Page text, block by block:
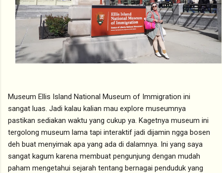
Museum Ellis Island National Museum of Immigration ini
sangat luas. Jadi kalau kalian mau explore museumnya
pastikan sediakan waktu yang cukup ya. Kagetnya museum ini
tergolong museum lama tapi interaktif jadi dijamin ngga bosen
deh buat menyimak apa yang ada di dalamnya. Ini yang saya
sangat kagum karena membuat pengunjung dengan mudah
paham mengetahui sejarah tentang bernagai penduduk yang